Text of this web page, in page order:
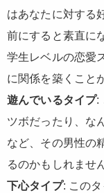
はあなたに対する
前にすると素直に
学生レベルの恋愛
に関係を築くこと
遊んでいるタイプ:
ツボだったり、な
など、その男性の
るのかもしれませ
下心タイプ: この